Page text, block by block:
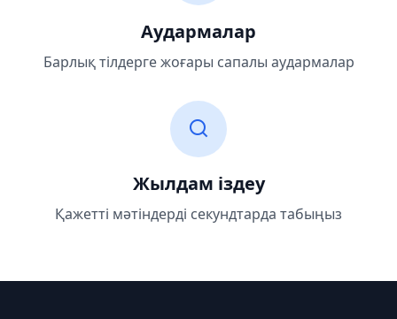
Аудармалар
Барлық тілдерге жоғары сапалы аудармалар
Жылдам іздеу
Қажетті мәтіндерді секундтарда табыңыз